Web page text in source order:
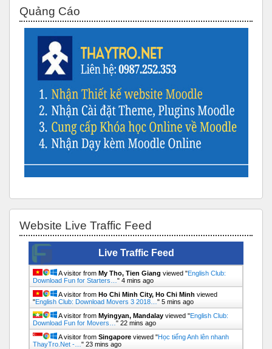
Quảng Cáo
Website Live Traffic Feed
Live Traffic Feed
A visitor from My Tho, Tien Giang viewed "English Club:
Download Fun for Starters… " 4 mins ago
A visitor from Ho Chi Minh City, Ho Chi Minh viewed
"English Club: Download Movers 3 2018… " 5 mins ago
A visitor from Myingyan, Mandalay viewed "English Club:
Download Fun for Movers… " 22 mins ago
A visitor from Singapore viewed "Học tiếng Anh lên nhanh
ThayTro.Net -… " 23 mins ago